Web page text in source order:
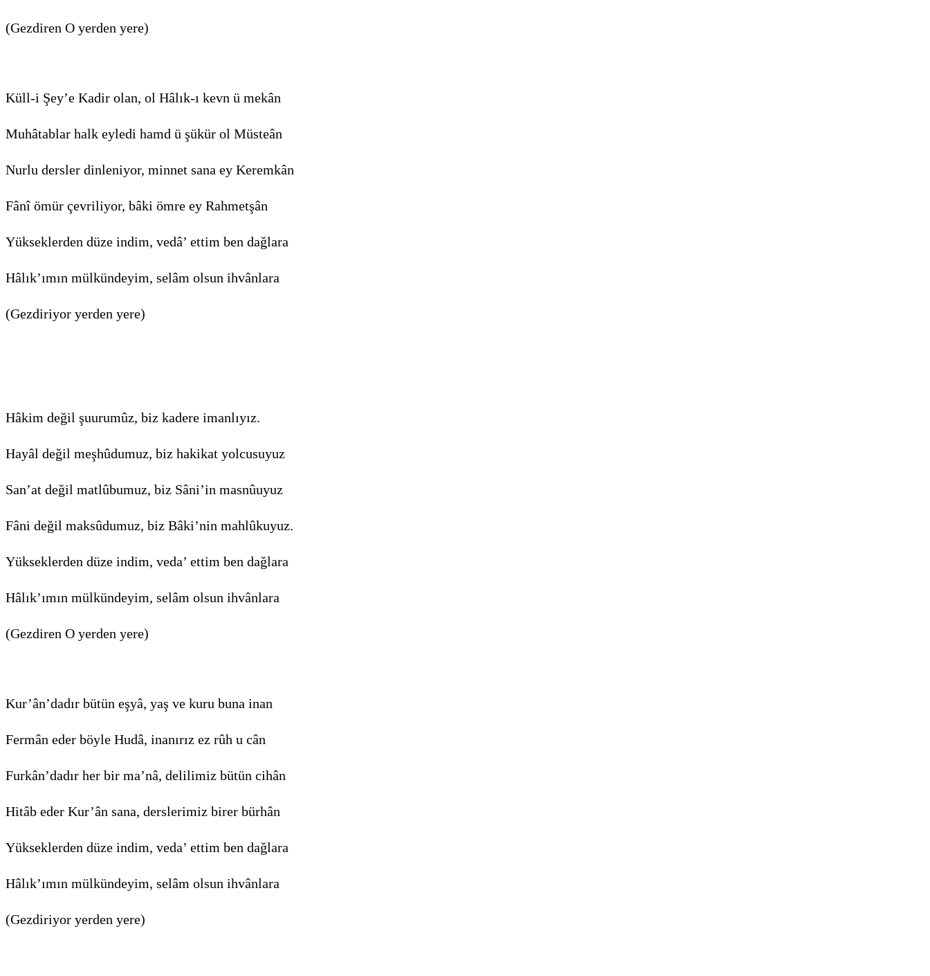
(Gezdiren O yerden yere)
Küll-i Şey’e Kadir olan, ol Hâlık-ı kevn ü mekân
Muhâtablar halk eyledi hamd ü şükür ol Müsteân
Nurlu dersler dinleniyor, minnet sana ey Keremkân
Fânî ömür çevriliyor, bâki ömre ey Rahmetşân
Yükseklerden düze indim, vedâ’ ettim ben dağlara
Hâlık’ımın mülkündeyim, selâm olsun ihvânlara
(Gezdiri­yor yerden yere)
Hâkim değil şuurumûz, biz kadere imanlıyız.
Hayâl değil meşhûdumuz, biz hakikat yolcusuyuz
San’at değil matlûbumuz, biz Sâni’in masnûuyuz
Fâni değil maksûdumuz, biz Bâki’nin mahlûkuyuz.
Yükseklerden düze indim, veda’ ettim ben dağlara
Hâlık’ımın mülkündeyim, selâm olsun ihvânlara
(Gezdiren O yerden yere)
Kur’ân’dadır bütün eşyâ, yaş ve kuru buna inan
Fermân eder böyle Hudâ, inanırız ez rûh u cân
Furkân’dadır her bir ma’nâ, delilimiz bütün cihân
Hitâb eder Kur’ân sana, derslerimiz birer bürhân
Yükseklerden düze indim, veda’ ettim ben dağlara
Hâlık’ımın mülkündeyim, selâm olsun ihvânlara
(Gezdiri­yor yerden yere)